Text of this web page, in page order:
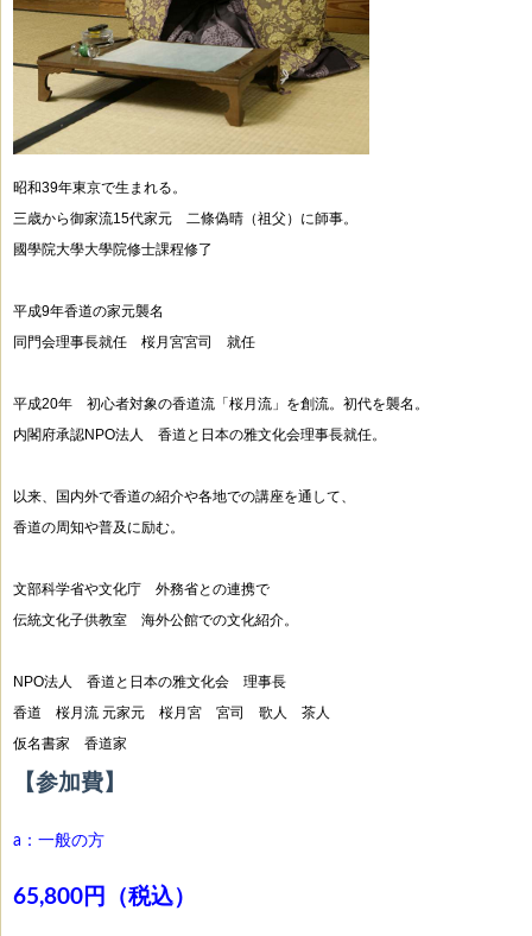
昭和39年東京で生まれる。
三歳から御家流15代家元 二條偽晴（祖父）に師事。
國學院大學大學院修士課程修了
平成9年香道の家元襲名
同門会理事長就任 桜月宮宮司 就任
平成20年 初心者対象の香道流「桜月流」を創流。初代を襲名。
内閣府承認NPO法人 香道と日本の雅文化会理事長就任。
以来、国内外で香道の紹介や各地での講座を通して、
香道の周知や普及に励む。
文部科学省や文化庁 外務省との連携で
伝統文化子供教室 海外公館での文化紹介。
NPO法人 香道と日本の雅文化会 理事長
香道 桜月流 元家元 桜月宮 宮司 歌人 茶人
仮名書家 香道家
【参加費】
a：一般の方
65,800円（税込）